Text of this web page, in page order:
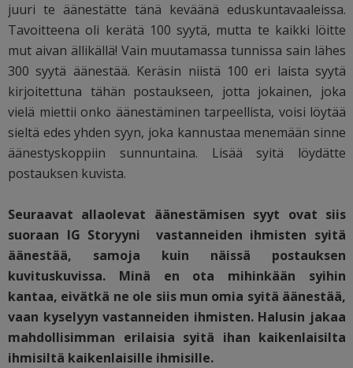
juuri te äänestätte tänä keväänä eduskuntavaaleissa.
Tavoitteena oli kerätä 100 syytä, mutta te kaikki löitte
mut aivan ällikällä! Vain muutamassa tunnissa sain lähes
300 syytä äänestää. Keräsin niistä 100 eri laista syytä
kirjoitettuna tähän postaukseen, jotta jokainen, joka
vielä miettii onko äänestäminen tarpeellista, voisi löytää
sieltä edes yhden syyn, joka kannustaa menemään sinne
äänestyskoppiin sunnuntaina. Lisää syitä löydätte
postauksen kuvista.
Seuraavat allaolevat äänestämisen syyt ovat siis
suoraan IG Storyyni vastanneiden ihmisten syitä
äänestää, samoja kuin näissä postauksen
kuvituskuvissa. Minä en ota mihinkään syihin
kantaa, eivätkä ne ole siis mun omia syitä äänestää,
vaan kyselyyn vastanneiden ihmisten. Halusin jakaa
mahdollisimman erilaisia syitä ihan kaikenlaisilta
ihmisiltä kaikenlaisille ihmisille.